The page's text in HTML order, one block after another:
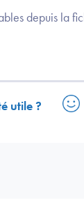
depuis la
utile ?